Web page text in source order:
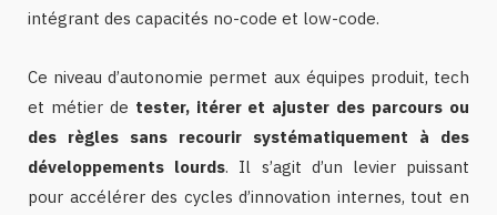
intégrant des capacités no-code et low-code.
Ce niveau d’autonomie permet aux équipes produit, tech
et métier de tester, itérer et ajuster des parcours ou
des règles sans recourir systématiquement à des
développements lourds. Il s’agit d’un levier puissant
pour accélérer des cycles d’innovation internes, tout en